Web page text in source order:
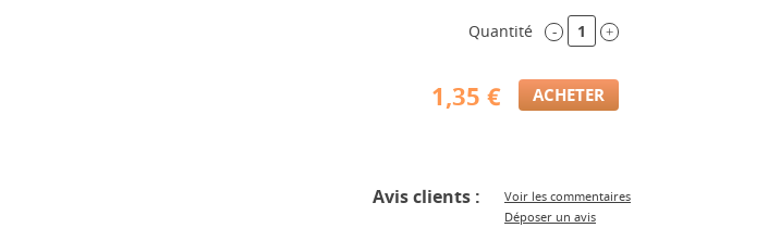
Quantité - +
1,35 €
Avis clients :
Voir les commentaires
Déposer un avis